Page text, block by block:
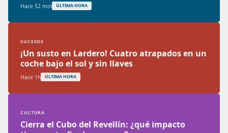
Hace 52 min ÚLTIMA HORA
SUCESOS
¡Un susto en Lardero! Cuatro atrapados en un
coche bajo el sol y sin llaves
Hace 1h ÚLTIMA HORA
CULTURA
Cierra el Cubo del Revellín: ¿qué impacto